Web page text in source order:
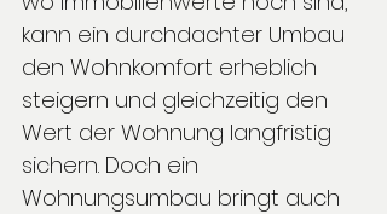
kann ein durchdachter Umbau
den Wohnkomfort erheblich
steigern und gleichzeitig den
Wert der Wohnung langfristig
sichern. Doch ein
Wohnungsumbau bringt auch